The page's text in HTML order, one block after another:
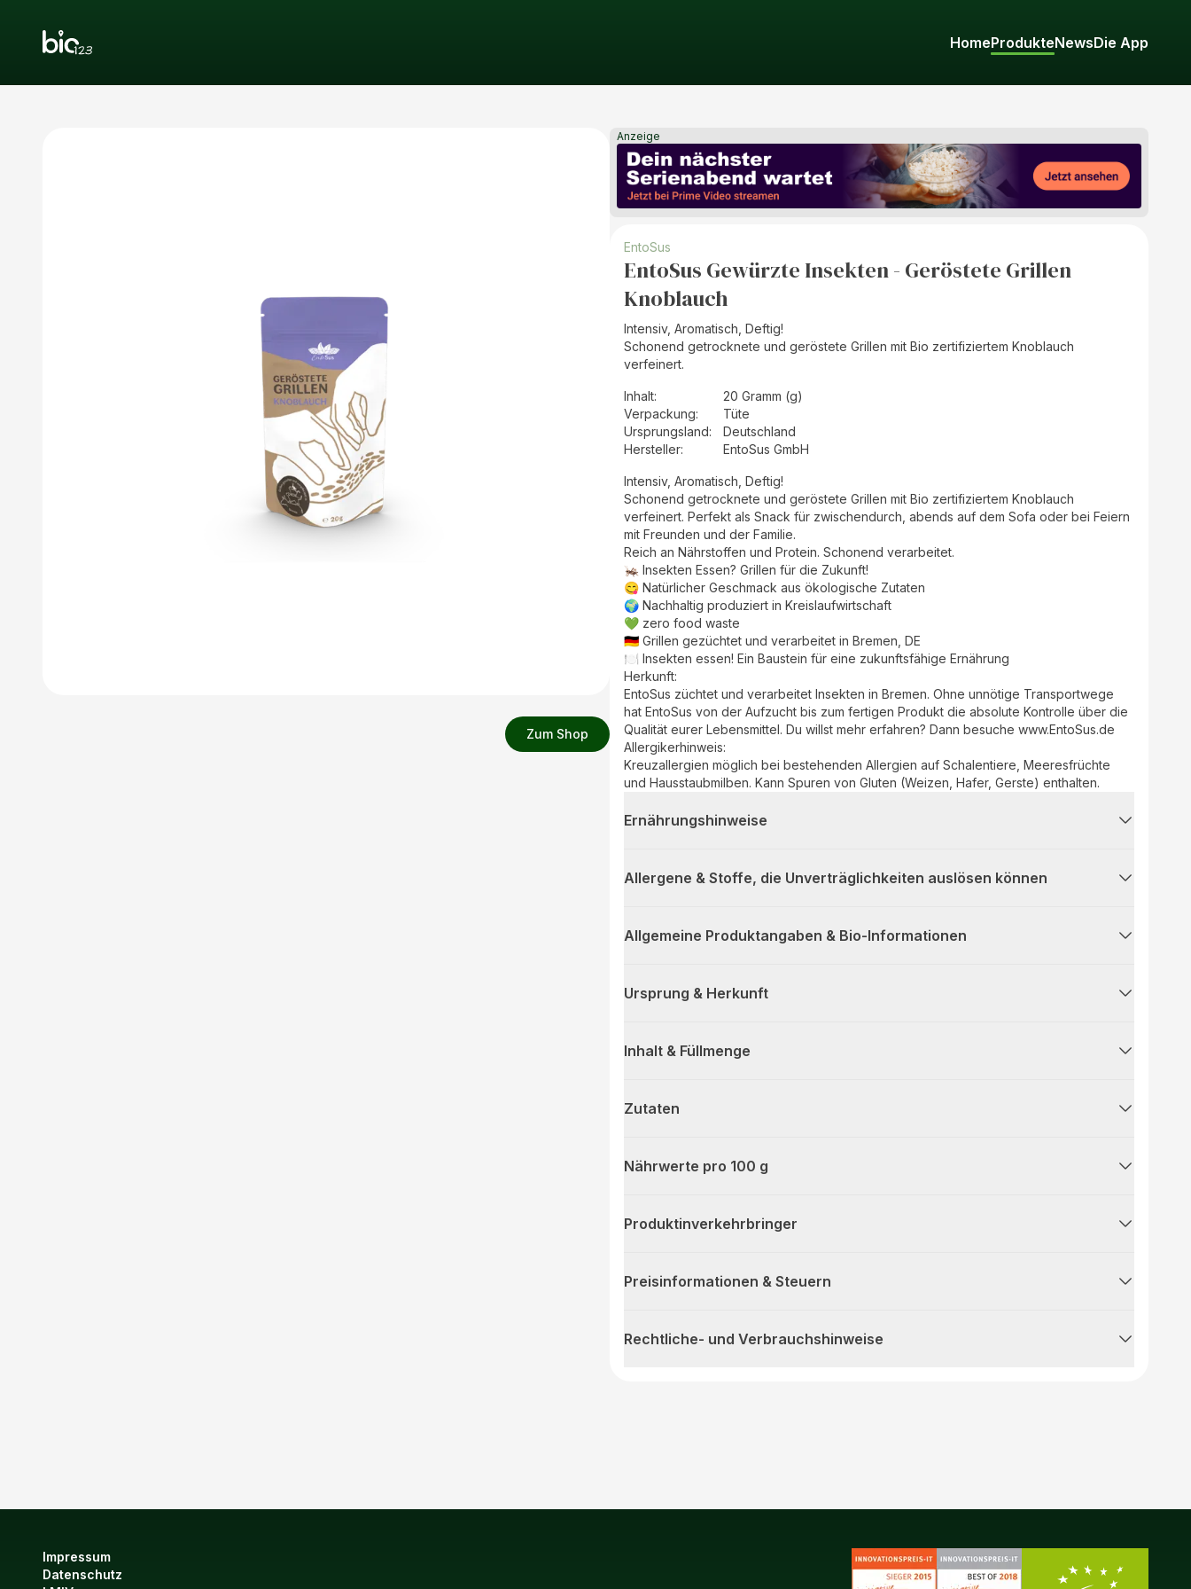
HomeProdukteNewsDie App
Zum Shop
Anzeige
EntoSus
EntoSus Gewürzte Insekten - Geröstete Grillen
Knoblauch
Intensiv, Aromatisch, Deftig!
Schonend getrocknete und geröstete Grillen mit Bio zertifiziertem Knoblauch
verfeinert.
Inhalt:
20 Gramm (g)
Verpackung:
Tüte
Ursprungsland:
Deutschland
Hersteller: EntoSus GmbH
Intensiv, Aromatisch, Deftig!
Schonend getrocknete und geröstete Grillen mit Bio zertifiziertem Knoblauch
verfeinert. Perfekt als Snack für zwischendurch, abends auf dem Sofa oder bei Feiern
mit Freunden und der Familie.
Reich an Nährstoffen und Protein. Schonend verarbeitet.
🦗 Insekten Essen? Grillen für die Zukunft!
😋 Natürlicher Geschmack aus ökologische Zutaten
🌍 Nachhaltig produziert in Kreislaufwirtschaft
💚 zero food waste
🇩🇪 Grillen gezüchtet und verarbeitet in Bremen, DE
🍽 Insekten essen! Ein Baustein für eine zukunftsfähige Ernährung
Herkunft:
EntoSus züchtet und verarbeitet Insekten in Bremen. Ohne unnötige Transportwege
hat EntoSus von der Aufzucht bis zum fertigen Produkt die absolute Kontrolle über die
Qualität eurer Lebensmittel. Du willst mehr erfahren? Dann besuche www.EntoSus.de
Allergikerhinweis:
Kreuzallergien möglich bei bestehenden Allergien auf Schalentiere, Meeresfrüchte
und Hausstaubmilben. Kann Spuren von Gluten (Weizen, Hafer, Gerste) enthalten.
Ernährungshinweise
Allergene & Stoffe, die Unverträglichkeiten auslösen können
Allgemeine Produktangaben & Bio-Informationen
Ursprung & Herkunft
Inhalt & Füllmenge
Zutaten
Nährwerte pro 100 g
Produktinverkehrbringer
Preisinformationen & Steuern
Rechtliche- und Verbrauchshinweise
Impressum
Datenschutz